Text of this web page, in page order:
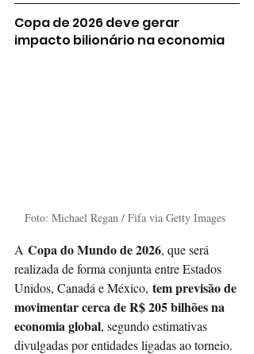
Copa de 2026 deve gerar
impacto bilionário na economia
Foto: Michael Regan / Fifa via Getty Images
A Copa do Mundo de 2026, que será
realizada de forma conjunta entre Estados
Unidos, Canadá e México, tem previsão de
movimentar cerca de R$ 205 bilhões na
economia global, segundo estimativas
divulgadas por entidades ligadas ao torneio.